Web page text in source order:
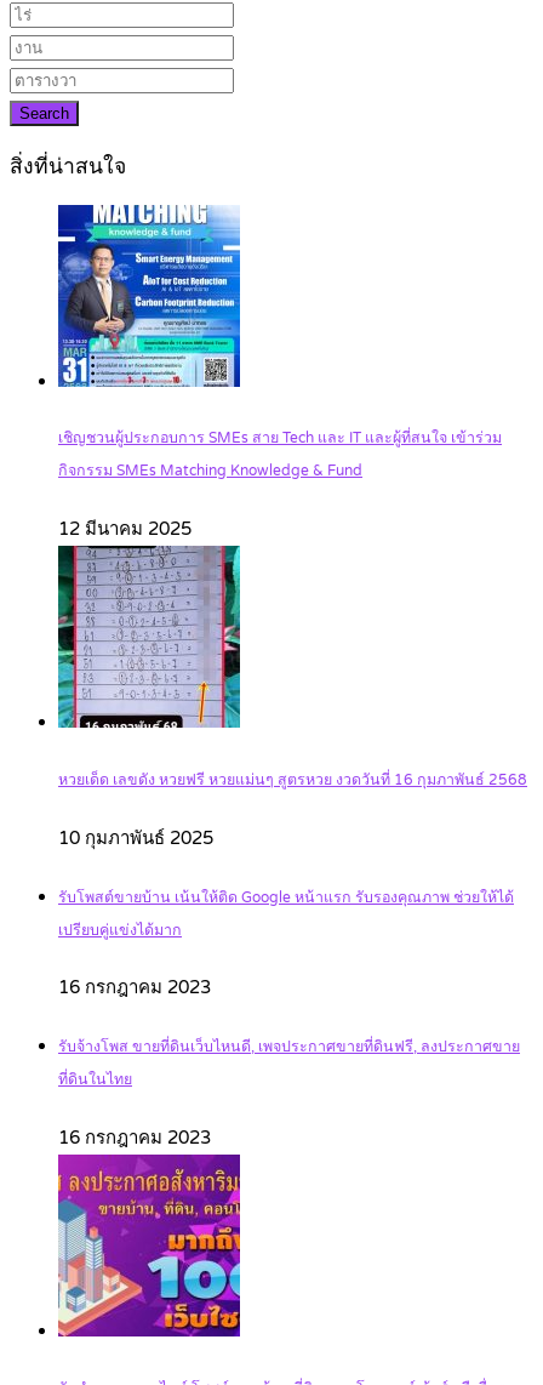
Search
สิ่งที่น่าสนใจ
เชิญชวนผู้ประกอบการ SMEs สาย Tech และ IT และผู้ที่สนใจ เข้าร่วม
กิจกรรม SMEs Matching Knowledge & Fund
12 มีนาคม 2025
หวยเด็ด เลขดัง หวยฟรี หวยแม่นๆ สูตรหวย งวดวันที่ 16 กุมภาพันธ์ 2568
10 กุมภาพันธ์ 2025
รับโพสต์ขายบ้าน เน้นให้ติด Google หน้าแรก รับรองคุณภาพ ช่วยให้ได้
เปรียบคู่แข่งได้มาก
16 กรกฎาคม 2023
รับจ้างโพส ขายที่ดินเว็บไหนดี, เพจประกาศขายที่ดินฟรี, ลงประกาศขาย
ที่ดินในไทย
16 กรกฎาคม 2023